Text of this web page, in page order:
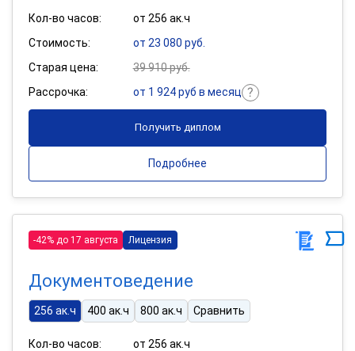
Кол-во часов:
от 256 ак.ч
Стоимость:
от 23 080 руб.
Старая цена:
39 910 руб.
Рассрочка:
от 1 924 руб в месяц
Получить диплом
Подробнее
-42% до 17 августа Лицензия
Документоведение
256 ак.ч 400 ак.ч 800 ак.ч Сравнить
Кол-во часов:
от 256 ак.ч